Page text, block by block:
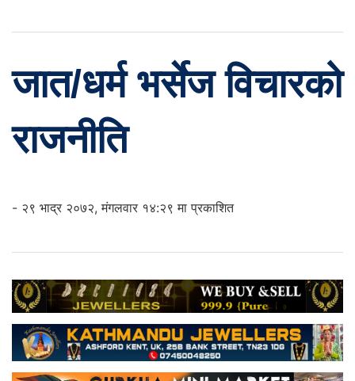
जात/धर्म भर्सेज विचारको
राजनीति
- २९ भाद्र २०७२, मंगलवार १४:२९ मा प्रकाशित